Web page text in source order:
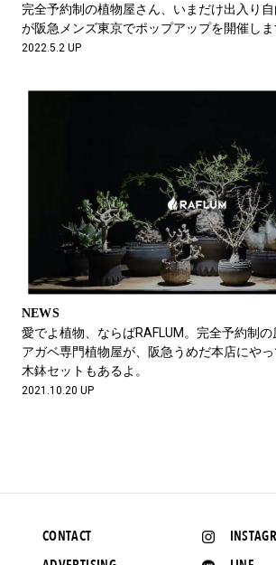
完全予約制の植物屋さん、いまだけ出入り
が阪急メンズ東京でポップアップを開催しま
2022.5.2 UP
NEWS
愛でよ植物、ならばRAFLUM。完全予約制の
アガベ専門植物屋が、阪急うめだ本店にや
木鉢セットもあるよ。
2021.10.20 UP
CONTACT